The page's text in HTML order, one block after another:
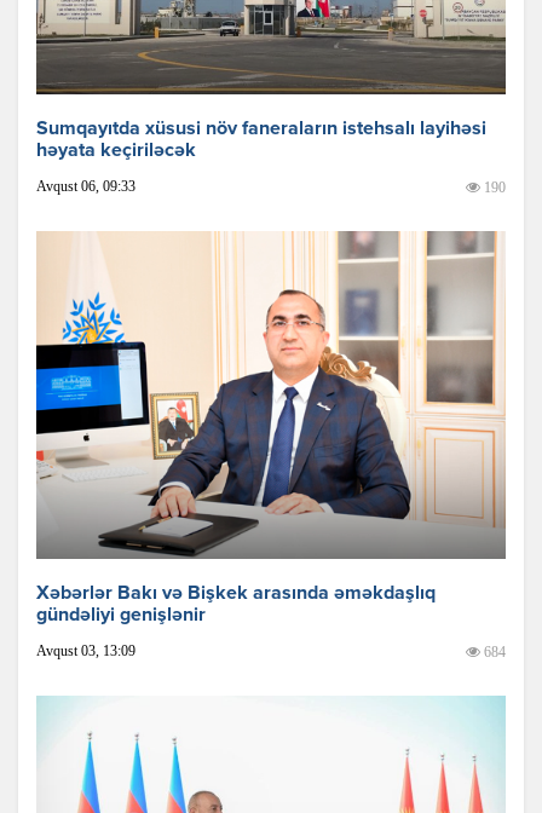
Sumqayıtda xüsusi növ faneraların istehsalı layihəsi
həyata keçiriləcək
Avqust 06, 09:33 190
Xəbərlər Bakı və Bişkek arasında əməkdaşlıq
gündəliyi genişlənir
Avqust 03, 13:09 684